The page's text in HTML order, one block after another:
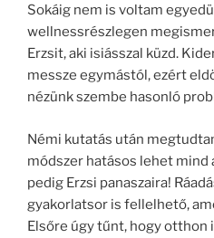
Sokáig nem is voltam
wellnessrészlegen
Erzsit, aki isiásszal küzd.
messze egymástól, ezért
nézünk szembe hasonló
Némi kutatás után
módszer hatásos lehet mind
pedig Erzsi panaszaira!
gyakorlatsor is fellelhető,
Elsőre úgy tűnt, hogy otthon